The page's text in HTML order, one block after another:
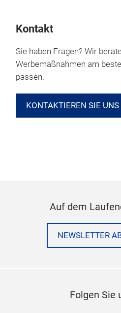
Kontakt
Sie haben Fragen? Wir
Werbemaßnahmen am
passen.
KONTAKTIEREN SIE UNS
Auf dem
NEWSLETTER
Folgen Sie